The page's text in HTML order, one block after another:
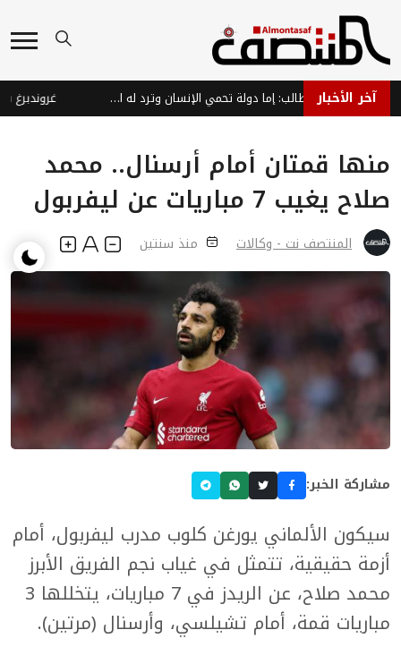
آخر الأخبار الجميع يصرخ ويطالب: إما دولة تحمي الإنسان وترد له اعتباره، أو ثورة تصحيح جذرية تعيد وجه الوطن المغتصب
منها قمتان أمام أرسنال.. محمد
صلاح يغيب 7 مباريات عن ليفربول
المنتصف نت - وكالات منذ سنتين
مشاركة الخبر:
سيكون الألماني يورغن كلوب مدرب ليفربول، أمام
أزمة حقيقية، تتمثل في غياب نجم الفريق الأبرز
محمد صلاح، عن الريدز في 7 مباريات، يتخللها 3
مباريات قمة، أمام تشيلسي، وأرسنال (مرتين).